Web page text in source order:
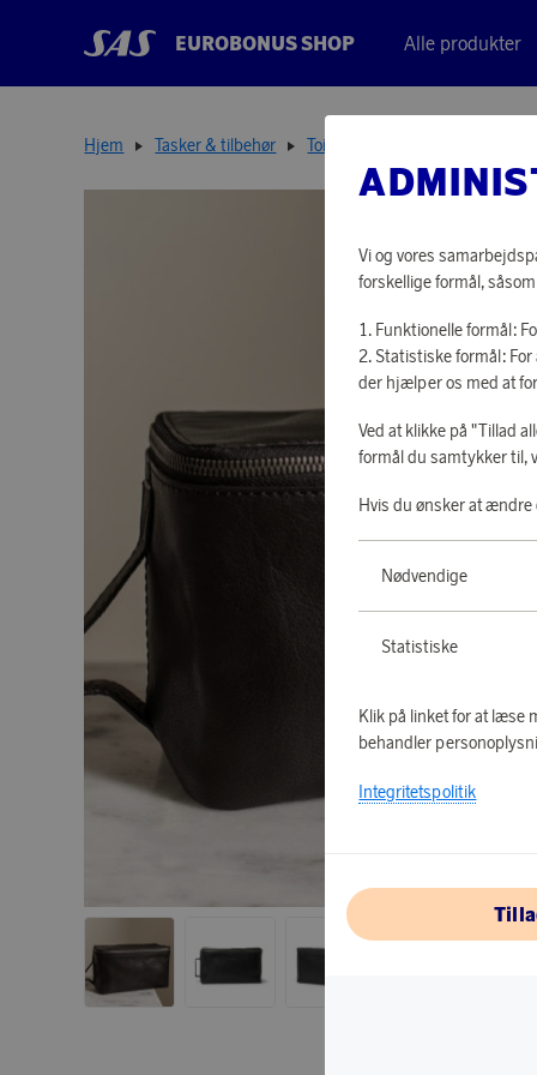
EUROBONUS SHOP Alle produkter
Hjem Tasker & tilbehør Toilettasker
Vi og vores
forskellige formål,
Funktionelle formål:
Statistiske formål:
der hjælper os med at
Ved at klikke på "Tillad
formål du samtykker til,
Hvis du ønsker at ændre
Nødvendige
Statistiske
Klik på linket for at læse
behandler
Integritetspolitik